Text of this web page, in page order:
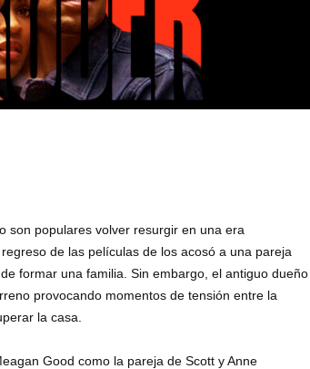
son populares volver resurgir en una era
de las películas de los acosó a una pareja
formar una familia. Sin embargo, el antiguo dueño
provocando momentos de tensión entre la
la casa.
Good como la pareja de Scott y Anne